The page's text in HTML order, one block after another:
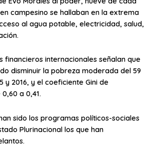
campesino se hallaban en la extrema
al agua potable, electricidad, salud,
financieros internacionales señalan que
disminuir la pobreza moderada del 59
y 2016, y el coeficiente Gini de
a 0,41.
sido los programas políticos-sociales
Plurinacional los que han